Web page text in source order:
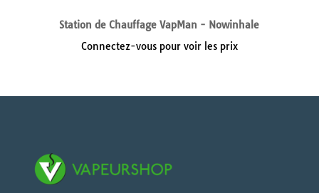
Station de Chauffage VapMan - Nowinhale
Connectez-vous pour voir les prix